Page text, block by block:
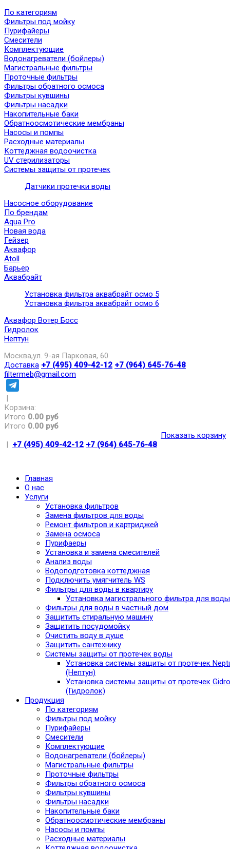
По категориям
Фильтры под мойку
Пурифайеры
Смесители
Комплектующие
Водонагреватели (бойлеры)
Магистральные фильтры
Проточные фильтры
Фильтры обратного осмоса
Фильтры кувшины
Фильтры насадки
Накопительные баки
Обратноосмотические мембраны
Насосы и помпы
Расходные материалы
Коттеджная водоочистка
UV стерилизаторы
Системы защиты от протечек
Датчики протечки воды
Насосное оборудование
По брендам
Aqua Pro
Новая вода
Гейзер
Аквафор
Atoll
Барьер
Аквабрайт
Установка фильтра аквабрайт осмо 5
Установка фильтра аквабрайт осмо 6
Аквафор Вотер Босс
Гидролок
Нептун
Москва,ул. 9-ая Парковая, 60
Доставка +7 (495) 409-42-12 +7 (964) 645-76-48
filtermeb@gmail.com
|
Корзина:
Итого 0.00 руб
Итого 0.00 руб
Показать корзину
| +7 (495) 409-42-12 +7 (964) 645-76-48
Главная
О нас
Услуги
Установка фильтров
Замена фильтров для воды
Ремонт фильтров и картриджей
Замена осмоса
Пурифаеры
Установка и замена смесителей
Анализ воды
Водоподготовка коттеджная
Подключить умягчитель WS
Фильтры для воды в квартиру
Установка магистрального фильтра для воды
Фильтры для воды в частный дом
Защитить стиральную машину
Защитить посудомойку
Очистить воду в душе
Защитить сантехнику
Системы защиты от протечек воды
Установка системы защиты от протечек
(Нептун)
Установка системы защиты от протечек
(Гидролок)
Продукция
По категориям
Фильтры под мойку
Пурифайеры
Смесители
Комплектующие
Водонагреватели (бойлеры)
Магистральные фильтры
Проточные фильтры
Фильтры обратного осмоса
Фильтры кувшины
Фильтры насадки
Накопительные баки
Обратноосмотические мембраны
Насосы и помпы
Расходные материалы